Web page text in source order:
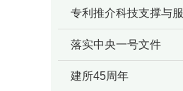
专利推介科技支撑与
落实中央一号文件
建所45周年